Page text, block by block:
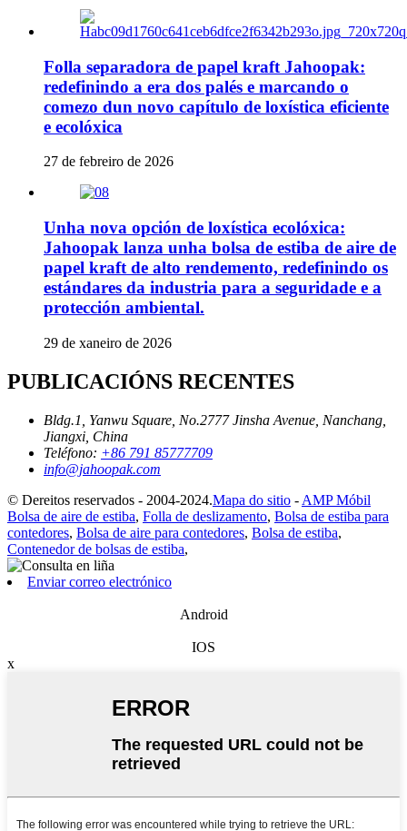
Folla separadora de papel kraft Jahoopak:
redefinindo a era dos palés e marcando o
comezo dun novo capítulo de loxística eficiente
e ecolóxica
27 de febreiro de 2026
Unha nova opción de loxística ecolóxica:
Jahoopak lanza unha bolsa de estiba de aire de
papel kraft de alto rendemento, redefinindo os
estándares da industria para a seguridade e a
protección ambiental.
29 de xaneiro de 2026
PUBLICACIÓNS RECENTES
Bldg.1, Yanwu Square, No.2777 Jinsha Avenue, Nanchang,
Jiangxi, China
Teléfono: +86 791 85777709
info@jahoopak.com
© Dereitos reservados - 2004-2024.Mapa do sitio - AMP Móbil
Bolsa de aire de estiba, Folla de deslizamento, Bolsa de estiba para
contedores, Bolsa de aire para contedores, Bolsa de estiba,
Contenedor de bolsas de estiba,
Enviar correo electrónico
Android
IOS
x